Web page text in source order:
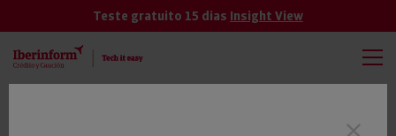
Teste gratuito 15 dias Insight View